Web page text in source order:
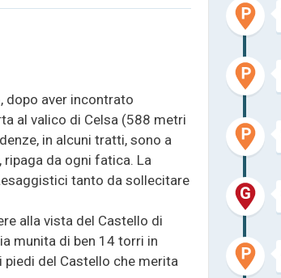
dopo aver incontrato
al valico di Celsa (588 metri
in alcuni tratti, sono a
da ogni fatica. La
tanto da sollecitare
alla vista del Castello di
munita di ben 14 torri in
piedi del Castello che merita